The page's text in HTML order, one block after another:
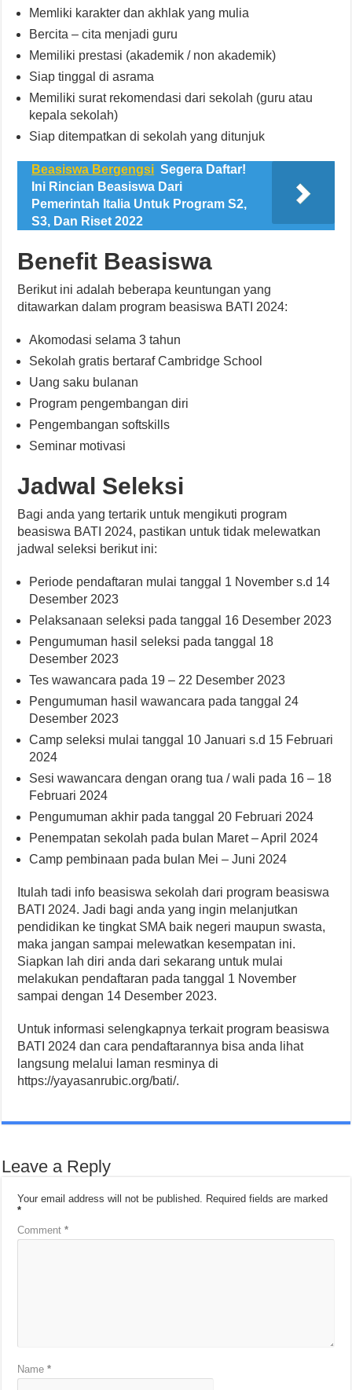
Memliki karakter dan akhlak yang mulia
Bercita – cita menjadi guru
Memiliki prestasi (akademik / non akademik)
Siap tinggal di asrama
Memiliki surat rekomendasi dari sekolah (guru atau
kepala sekolah)
Siap ditempatkan di sekolah yang ditunjuk
Beasiswa Bergengsi Segera Daftar!
Ini Rincian Beasiswa Dari
Pemerintah Italia Untuk Program S2,
S3, Dan Riset 2022
Benefit Beasiswa
Berikut ini adalah beberapa keuntungan yang
ditawarkan dalam program beasiswa BATI 2024:
Akomodasi selama 3 tahun
Sekolah gratis bertaraf Cambridge School
Uang saku bulanan
Program pengembangan diri
Pengembangan softskills
Seminar motivasi
Jadwal Seleksi
Bagi anda yang tertarik untuk mengikuti program
beasiswa BATI 2024, pastikan untuk tidak melewatkan
jadwal seleksi berikut ini:
Periode pendaftaran mulai tanggal 1 November s.d 14
Desember 2023
Pelaksanaan seleksi pada tanggal 16 Desember 2023
Pengumuman hasil seleksi pada tanggal 18
Desember 2023
Tes wawancara pada 19 – 22 Desember 2023
Pengumuman hasil wawancara pada tanggal 24
Desember 2023
Camp seleksi mulai tanggal 10 Januari s.d 15 Februari
2024
Sesi wawancara dengan orang tua / wali pada 16 – 18
Februari 2024
Pengumuman akhir pada tanggal 20 Februari 2024
Penempatan sekolah pada bulan Maret – April 2024
Camp pembinaan pada bulan Mei – Juni 2024
Itulah tadi info beasiswa sekolah dari program beasiswa
BATI 2024. Jadi bagi anda yang ingin melanjutkan
pendidikan ke tingkat SMA baik negeri maupun swasta,
maka jangan sampai melewatkan kesempatan ini.
Siapkan lah diri anda dari sekarang untuk mulai
melakukan pendaftaran pada tanggal 1 November
sampai dengan 14 Desember 2023.
Untuk informasi selengkapnya terkait program beasiswa
BATI 2024 dan cara pendaftarannya bisa anda lihat
langsung melalui laman resminya di
https://yayasanrubic.org/bati/.
Leave a Reply
Your email address will not be published. Required fields are marked
*
Comment*
Name*